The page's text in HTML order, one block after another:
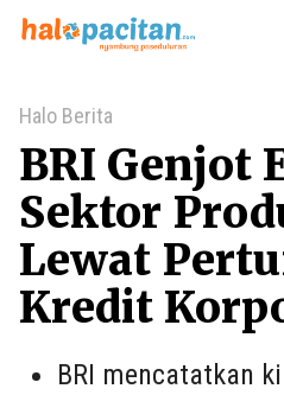
Home
Halo Berita
BRI Genjot
Sektor
Lewat
Kredit
BRI mencatatkan